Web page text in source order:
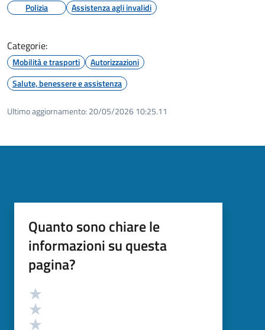
Polizia Assistenza agli invalidi
Categorie:
Mobilità e trasporti
Autorizzazioni
Salute, benessere e assistenza
Ultimo aggiornamento: 20/05/2026 10:25.11
Quanto sono chiare le
informazioni su questa
pagina?
Valutazione